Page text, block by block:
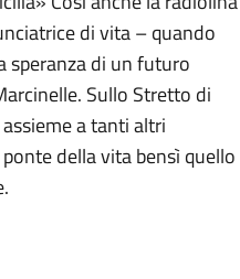
di vita – quando
speranza di un futuro
Sullo Stretto di
a tanti altri
della vita bensì quello